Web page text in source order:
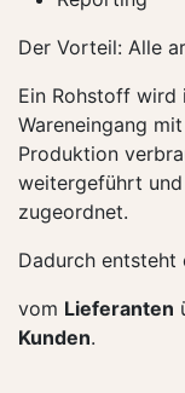
Der Vorteil: Alle
Ein Rohstoff wird
Wareneingang
Produktion
weitergeführt und
zugeordnet.
Dadurch entsteht
vom Lieferanten
Kunden.